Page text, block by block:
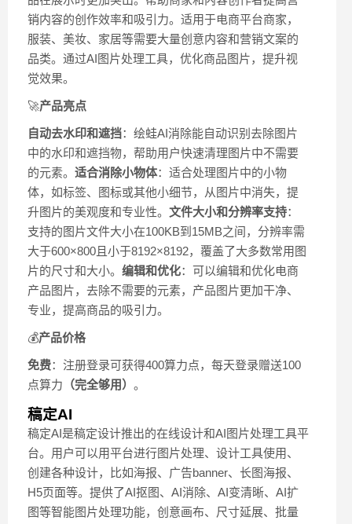
销内容的创作效率和吸引力。适用于电商平台商家，
服装、美妆、家居等需要大量创意内容和营销文案的
品类。通过AI图片处理工具，优化商品图片，提升视
觉效果。
🚀产品亮点
自动去水印和遮挡：绘蛙AI消除能自动识别去除图片
中的水印和遮挡物，帮助用户快速清理图片中不需要
的元素。 适合消除小物体：适合处理图片中的小物
体，如标签、图标或其他小细节，从图片中消失，提
升图片的美观度和专业性。 文件大小和分辨率支持：
支持的图片文件大小在100KB到15MB之间，分辨率需
大于600×800且小于8192×8192，覆盖了大多数常用图
片的尺寸和大小。 编辑和优化：可以编辑和优化电商
产品图片，去除不需要的元素，产品图片更加干净、
专业，提高商品的吸引力。
💰产品价格
免费：注册登录可获得400算力点，每天登录赠送100
点算力 （完全够用） 。
稿定AI
稿定AI是稿定设计推出的在线设计和AI图片处理工具平
台。用户可以用平台进行图片处理、设计工具使用、
创建各种设计，比如海报、广告banner、长图海报、
H5页面等。提供了AI抠图、AI消除、AI变清晰、AI扩
图等智能图片处理功能，创意画布、尺寸延展、批量